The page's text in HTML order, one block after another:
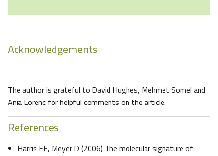
Acknowledgements
The author is grateful to David Hughes, Mehmet Somel and
Ania Lorenc for helpful comments on the article.
References
Harris EE, Meyer D (2006) The molecular signature of